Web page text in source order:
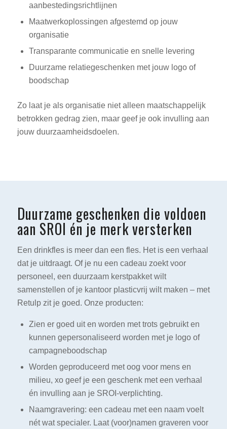
aanbestedingsrichtlijnen
Maatwerkoplossingen afgestemd op jouw
organisatie
Transparante communicatie en snelle levering
Duurzame relatiegeschenken met jouw logo of
boodschap
Zo laat je als organisatie niet alleen maatschappelijk
betrokken gedrag zien, maar geef je ook invulling aan
jouw duurzaamheidsdoelen.
Duurzame geschenken die voldoen
aan SROI én je merk versterken
Een drinkfles is meer dan een fles. Het is een verhaal
dat je uitdraagt. Of je nu een cadeau zoekt voor
personeel, een duurzaam kerstpakket wilt
samenstellen of je kantoor plasticvrij wilt maken – met
Retulp zit je goed. Onze producten:
Zien er goed uit en worden met trots gebruikt en
kunnen gepersonaliseerd worden met je logo of
campagneboodschap
Worden geproduceerd met oog voor mens en
milieu, xo geef je een geschenk met een verhaal
én invulling aan je SROI-verplichting.
Naamgravering: een cadeau met een naam voelt
nét wat specialer. Laat (voor)namen graveren voor